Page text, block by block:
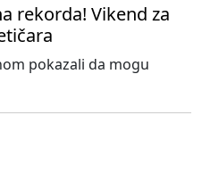
rekorda! Vikend za
pokazali da mogu